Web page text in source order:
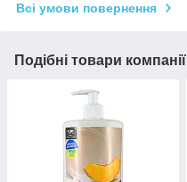
Всі умови повернення
Подібні товари компанії